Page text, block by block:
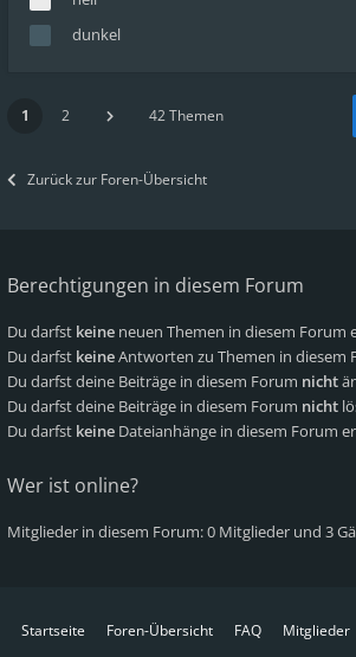
dunkel
1 2 42 Themen
Zurück zur Foren-Übersicht
Berechtigungen in diesem Forum
Du darfst keine neuen Themen in diesem Forum
Du darfst keineAntworten zu Themen in diesem
Du darfst deine Beiträge in diesem Forum nicht
Du darfst deine Beiträge in diesem Forum nicht
Du darfst keine Dateianhänge in diesem Forum
Wer ist online?
Mitglieder in diesem Forum: 0 Mitglieder und 3
Startseite Foren-Übersicht FAQ Mitglieder